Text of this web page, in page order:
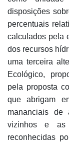
disposições
percentuais
calculados pela
dos recursos
uma terceira
Ecológico,
pela proposta
que abrigam
mananciais de
vizinhos e as
reconhecidas